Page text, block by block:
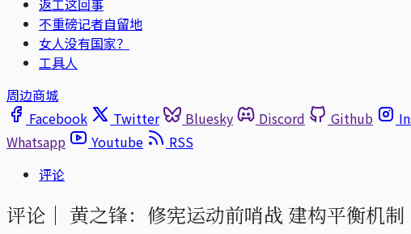
返工这回事
不重磅记者自留地
女人没有国家？
工具人
周边商城
Facebook
Twitter Bluesky Discord Github
Whatsapp
Youtube
RSS
评论
评论｜ 黄之锋：修宪运动前哨战 建构平衡机制